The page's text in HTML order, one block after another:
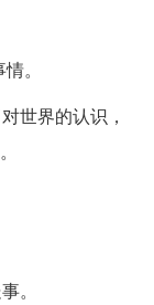
。
世界的认识，
。